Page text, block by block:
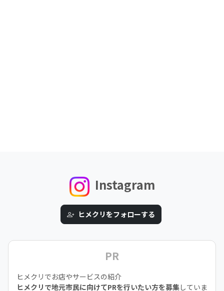
Instagram
ヒメクリをフォローする
PR
ヒメクリでお店やサービスの紹介
ヒメクリで地元市民に向けてPRを行いたい方を募集していま